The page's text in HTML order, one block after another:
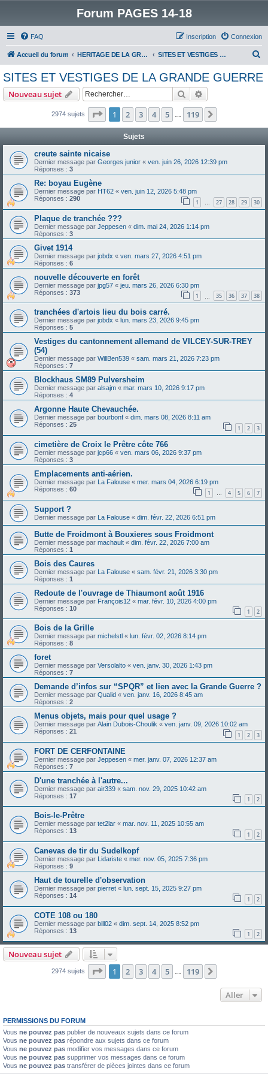
Forum PAGES 14-18
FAQ Connexion
Inscription
Accueil du forum HERITAGE DE LA GRANDE GUERRE : SITES ET VESTIGES DE LA GRANDE GUERRE
c
SITES ET VESTIGES DE LA GRANDE GUERRE
Nouveau sujet Rechercher
2974 sujets Page 1sur119
1 2 3 4 5 119
Sujets
creute sainte nicaise
Dernier message par Georges junior « ven. juin 26, 2026 12:39 pm
Réponses : 3
Re: boyau Eugène
Dernier message par HT62 « ven. juin 12, 2026 5:48 pm
Réponses : 290 1 … 27 28 29 30
Plaque de tranchée ???
Dernier message par Jeppesen « dim. mai 24, 2026 1:14 pm
Réponses : 3
Givet 1914
Dernier message par jobdx « ven. mars 27, 2026 4:51 pm
Réponses : 6
nouvelle découverte en forêt
Dernier message par jpg57 « jeu. mars 26, 2026 6:30 pm
Réponses : 373 1 35 36 37 38
tranchées d'artois lieu du bois carré.
Dernier message par jobdx « lun. mars 23, 2026 9:45 pm
Réponses : 5
Vestiges du cantonnement allemand de VILCEY-SUR-TREY
(54)
Dernier message par WillBen539 « sam. mars 21, 2026 7:23 pm
Réponses : 7
Blockhaus SM89 Pulversheim
Dernier message par alsajm « mar. mars 10, 2026 9:17 pm
Réponses : 4
Argonne Haute Chevauchée.
Dernier message par bourbonf « dim. mars 08, 2026 8:11 am
Réponses : 25 1 2 3
cimetière de Croix le Prêtre côte 766
Dernier message par jcp66 « ven. mars 06, 2026 9:37 pm
Réponses : 3
Emplacements anti-aérien.
Dernier message par La Falouse « mer. mars 04, 2026 6:19 pm
Réponses : 60 1 … 4 5 6 7
Support ?
Dernier message par La Falouse « dim. févr. 22, 2026 6:51 pm
Butte de Froidmont à Bouxieres sous Froidmont
Dernier message par machault « dim. févr. 22, 2026 7:00 am
Réponses : 1
Bois des Caures
Dernier message par La Falouse « sam. févr. 21, 2026 3:30 pm
Réponses : 1
Redoute de l'ouvrage de Thiaumont août 1916
Dernier message par François12 « mar. févr. 10, 2026 4:00 pm
Réponses : 10 1 2
Bois de la Grille
Dernier message par michelstl « lun. févr. 02, 2026 8:14 pm
Réponses : 8
foret
Dernier message par Versolalto « ven. janv. 30, 2026 1:43 pm
Réponses : 7
Demande d’infos sur “SPQR” et lien avec la Grande Guerre ?
Dernier message par Qualid « ven. janv. 16, 2026 8:45 am
Réponses : 2
Menus objets, mais pour quel usage ?
Dernier message par Alain Dubois-Choulik « ven. janv. 09, 2026 10:02 am
Réponses : 21 1 2 3
FORT DE CERFONTAINE
Dernier message par Jeppesen « mer. janv. 07, 2026 12:37 am
Réponses : 7
D'une tranchée à l'autre...
Dernier message par air339 « sam. nov. 29, 2025 10:42 am
Réponses : 17 1 2
Bois-le-Prêtre
Dernier message par tet2lar « mar. nov. 11, 2025 10:55 am
Réponses : 13 1 2
Canevas de tir du Sudelkopf
Dernier message par Lidariste « mer. nov. 05, 2025 7:36 pm
Réponses : 9
Haut de tourelle d'observation
Dernier message par pierret « lun. sept. 15, 2025 9:27 pm
Réponses : 14 1 2
COTE 108 ou 180
Dernier message par bill02 « dim. sept. 14, 2025 8:52 pm
Réponses : 13 1 2
Nouveau sujet
2974 sujets Page 1sur119
1 2 3 4 5 … 119
Aller
PERMISSIONS DU FORUM
Vous ne pouvez pas publier de nouveaux sujets dans ce forum
Vous ne pouvez pas répondre aux sujets dans ce forum
Vous ne pouvez pas modifier vos messages dans ce forum
Vous ne pouvez pas supprimer vos messages dans ce forum
Vous ne pouvez pas transférer de pièces jointes dans ce forum